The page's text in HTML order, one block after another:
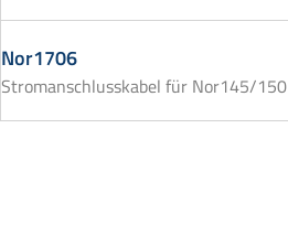
Nor1706
Stromanschlusskabel für Nor145/150